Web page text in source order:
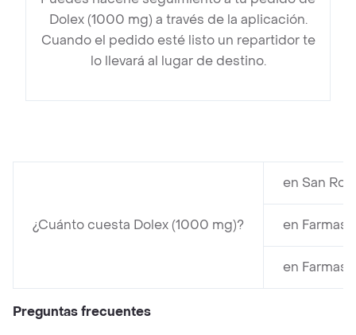
Dolex (1000 mg) a través de la aplicación.
Cuando el pedido esté listo un repartidor te
lo llevará al lugar de destino.
¿Cuánto cuesta Dolex (1000 mg)?
en San
en
en
Preguntas frecuentes